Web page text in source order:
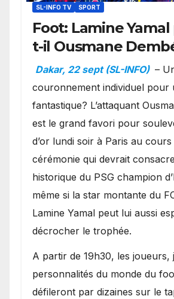
SL-INFO TV SPORT
Foot: Lamine
t-il Ousmane
Ballon d’or ?
Dakar, 22 sept (SL-INFO) –
couronnement individuel pour
fantastique? L’attaquant
est le grand favori pour
d’or lundi soir à Paris au cours
cérémonie qui devrait
historique du PSG champion
même si la star montante du
Lamine Yamal peut lui aussi
décrocher le trophée.
A partir de 19h30, les joueurs,
personnalités du monde du
défileront par dizaines sur le